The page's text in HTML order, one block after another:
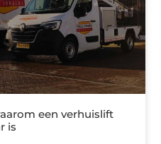
een verhuislift
is